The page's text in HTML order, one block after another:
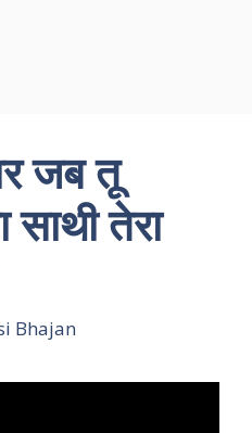
जब तू
साथी तेरा
Bhajan